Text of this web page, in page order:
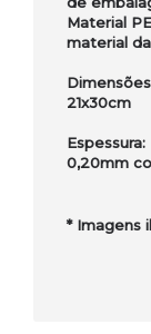
Material
material
21x30cm
Espessura:
0,20mm
*Imagens